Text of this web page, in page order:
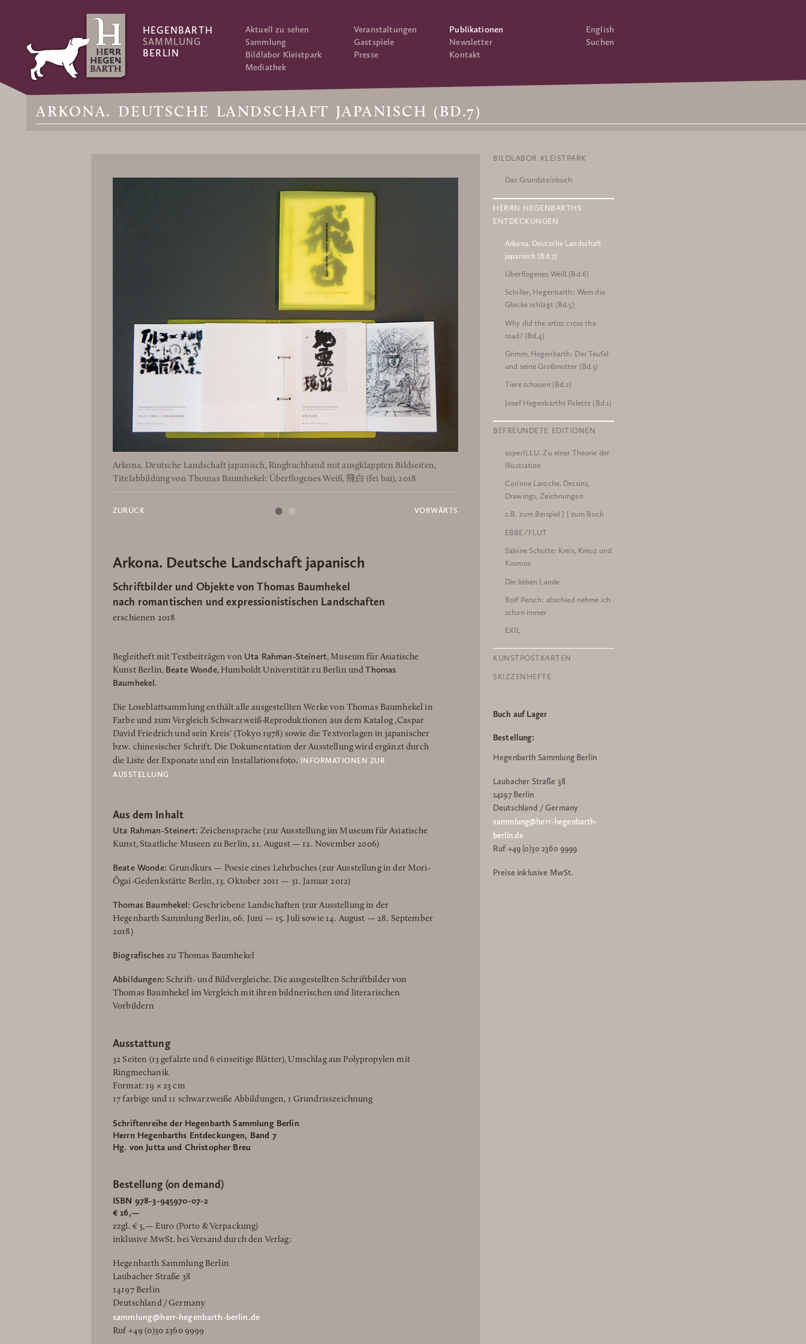
HEGENBARTH
SAMMLUNG
BERLIN
Aktuell zu sehen
Sammlung
Bildlabor Kleistpark
Mediathek
Veranstaltungen
Gastspiele
Presse
Publikationen
Newsletter
Kontakt
English
Suchen
ARKONA. DEUTSCHE LANDSCHAFT JAPANISCH (BD.7)
Arkona. Deutsche Landschaft japanisch, Ringbuchband mit ausgklappten Bildseiten,
Titelabbildung von Thomas Baumhekel: Überflogenes Weiß, 飛白 (fei bai), 2018
Arkona, Transkription und Übersetzung der Bildtitel (Detail)
ZURÜCK • VORWÄRTS
Arkona. Deutsche Landschaft japanisch
Schriftbilder und Objekte von Thomas Baumhekel
nach romantischen und expressionistischen Landschaften
erschienen 2018
Begleitheft mit Textbeiträgen von Uta Rahman-Steinert, Museum für Asiatische
Kunst Berlin, Beate Wonde, Humboldt Universtität zu Berlin undThomas
Baumhekel.
Die Loseblattsammlung enthält alle ausgestellten Werke von Thomas Baumhekel in
Farbe und zum Vergleich Schwarzweiß-Reproduktionen aus dem Katalog ‚Caspar
David Friedrich und sein Kreis‘ (Tokyo 1978) sowie die Textvorlagen in japanischer
bzw. chinesischer Schrift. Die Dokumentation der Ausstellung wird ergänzt durch
die Liste der Exponate und ein Installationsfoto. INFORMATIONEN ZUR
AUSSTELLUNG
Aus dem Inhalt
Uta Rahman-Steinert:Zeichensprache (zur Ausstellung im Museum für Asiatische
Kunst, Staatliche Museen zu Berlin, 21. August — 12. November 2006)
Beate Wonde: Grundkurs — Poesie eines Lehrbuches (zur Ausstellung in der Mori-
Ôgai-Gedenkstätte Berlin, 13. Oktober 2011 — 31. Januar 2012)
Thomas Baumhekel: Geschriebene Landschaften (zur Ausstellung in der
Hegenbarth Sammlung Berlin, 06. Juni — 15. Juli sowie 14. August — 28. September
2018)
Biografischeszu Thomas Baumhekel
Abbildungen: Schrift- und Bildvergleiche. Die ausgestellten Schriftbilder von
Thomas Baumhekel im Vergleich mit ihren bildnerischen und literarischen
Vorbildern
Ausstattung
32 Seiten (13 gefalzte und 6 einseitige Blätter), Umschlag aus Polypropylen mit
Ringmechanik
Format: 19 × 23 cm
17 farbige und 11 schwarzweiße Abbildungen, 1 Grundrisszeichnung
Schriftenreihe der Hegenbarth Sammlung Berlin
Herrn Hegenbarths Entdeckungen, Band 7
Hg. von Jutta und Christopher Breu
Bestellung (on demand)
ISBN 978-3-945970-07-2
€ 16,—
zzgl. € 3,— Euro (Porto & Verpackung)
inklusive MwSt. bei Versand durch den Verlag:
Hegenbarth Sammlung Berlin
Laubacher Straße 38
14197 Berlin
Deutschland / Germany
sammlung@herr-hegenbarth-berlin.de
Ruf +49 (0)30 2360 9999
BILDLABOR KLEISTPARK
Das Grundsteinbuch
HERRN HEGENBARTHS
ENTDECKUNGEN
Arkona. Deutsche Landschaft
japanisch (Bd.7)
Überflogenes Weiß (Bd.6)
Schiller, Hegenbarth: Wem die
Glocke schlägt (Bd.5)
Why did the artist cross the
road? (Bd.4)
Grimm, Hegenbarth: Der Teufel
und seine Großmutter (Bd.3)
Tiere schauen (Bd.2)
Josef Hegenbarths Palette (Bd.1)
BEFREUNDETE EDITIONEN
superILLU. Zu einer Theorie der
Illustration
Corinne Laroche. Dessins,
Drawings, Zeichnungen
z.B. zum Beispiel ] [ zum Buch
EBBE ⁄ FLUT
Sabine Schulte: Kreis, Kreuz und
Kosmos
Die lieben Lande
Rolf Persch: abschied nehme ich
schon immer
EXIL
KUNSTPOSTKARTEN
SKIZZENHEFTE
Buch auf Lager
Bestellung:
Hegenbarth Sammlung Berlin
Laubacher Straße 38
14197 Berlin
Deutschland / Germany
sammlung@herr-hegenbarth-
berlin.de
Ruf +49 (0)30 2360 9999
Preise inklusive MwSt.